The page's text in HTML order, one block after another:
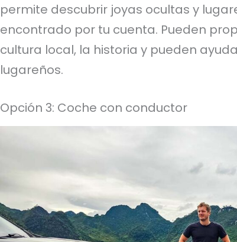
permite descubrir joyas ocultas y
encontrado por tu cuenta. Pueden
cultura local, la historia y pueden
lugareños.
Opción 3: Coche con conductor